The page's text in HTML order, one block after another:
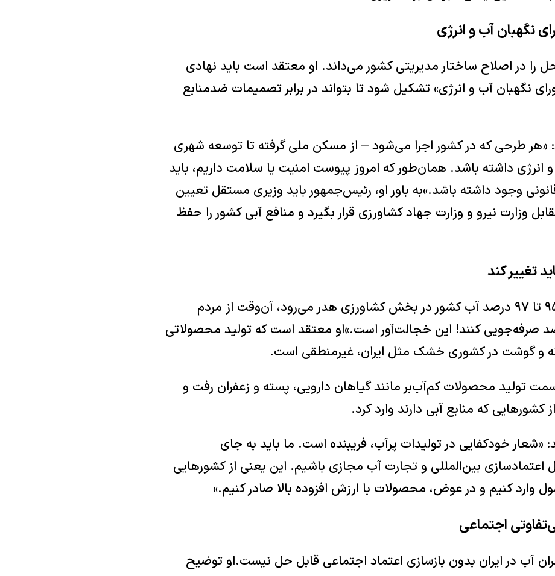
نگهبان آب و انرژی
را در اصلاح ساختار مدیریتی کشور می‌داند. او معتقد است باید نهادی
نگهبان آب و انرژی» تشکیل شود تا بتواند در برابر تصمیمات ضدمنابع
طرحی که در کشور اجرا می‌شود – از مسکن ملی گرفته تا توسعه شهری
داشته باشد. همان‌طور که امروز پیوست امنیت یا سلامت داریم، باید
وجود داشته باشد.»به باور او، رئیس‌جمهور باید وزیری مستقل تعیین
وزارت نیرو و وزارت جهاد کشاورزی قرار بگیرد و منافع آبی کشور را حفظ
تغییر کند
مجرب می‌گوید: «۹۵ تا ۹۷ درصد آب کشور در بخش کشاورزی هدر می‌رود، آن‌وقت از مردم
۲۰ درصد صرفه‌جویی کنند! این خجالت‌آور است.»او معتقد است که تولید محصولاتی
و گوشت در کشوری خشک مثل ایران، غیرمنطقی است.
سمت تولید محصولات کم‌آب‌بر مانند گیاهان دارویی، پسته و زعفران رفت و
کشور‌هایی که منابع آبی دارند وارد کرد.
«شعار خودکفایی در تولیدات پرآب، فریبنده است. ما باید به جای
اعتمادسازی بین‌المللی و تجارت آب مجازی باشیم. این یعنی از کشور‌هایی
وارد کنیم و در عوض، محصولات با ارزش افزوده بالا صادر کنیم.»
اجتماعی
آب در ایران بدون بازسازی اعتماد اجتماعی قابل حل نیست.او توضیح